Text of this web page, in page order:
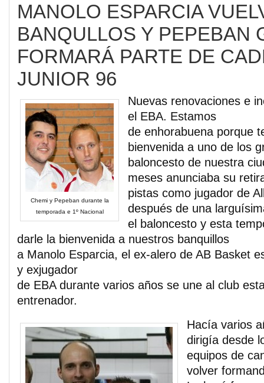
MANOLO ESPARCIA
BANQULLOS Y PEPEBAN
FORMARÁ PARTE DE
JUNIOR 96
Chemi y Pepeban durante la
temporada e 1º Nacional
Nuevas renovaciones e
el EBA. Estamos
de enhorabuena porque
bienvenida a uno de los
baloncesto de nuestra
meses anunciaba su
pistas como jugador de
después de una
el baloncesto y esta
darle la bienvenida a nuestros banquillos
a Manolo Esparcia, el ex-alero de AB Basket
y exjugador
de EBA durante varios años se une al club
entrenador.
Hacía varios
dirigía desde
equipos de
volver